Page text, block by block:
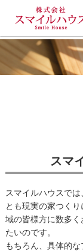
スマイ
ウス
スマ
スマイルハウスで
とも現実の家つく
域の皆様方に数多
たいのです。
もちろん、具体的